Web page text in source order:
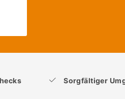
Sorgfältiger